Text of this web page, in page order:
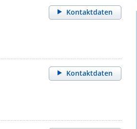
Kontaktdaten
Kontaktdaten